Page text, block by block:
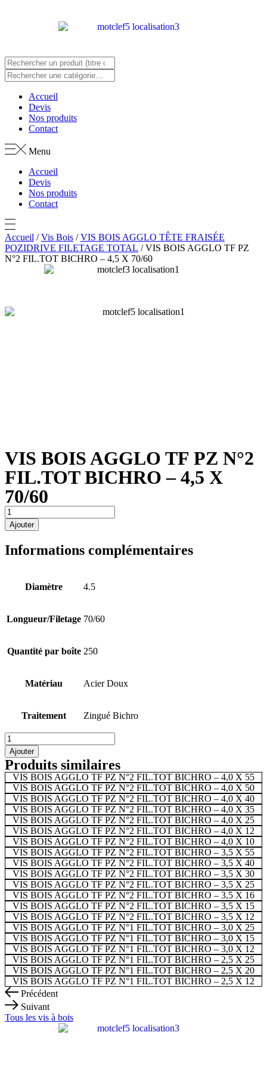
Accueil
Devis
Nos produits
Contact
Menu
Accueil
Devis
Nos produits
Contact
Accueil /Vis Bois /VIS BOIS AGGLO TÊTE FRAISÉE
POZIDRIVE FILETAGE TOTAL / VIS BOIS AGGLO TF PZ
N°2 FIL.TOT BICHRO – 4,5 X 70/60
VIS BOIS AGGLO TF PZ N°2
FIL.TOT BICHRO – 4,5 X
70/60
quantité
de
VIS
BOIS
AGGLO
-
70/60
Ajouter
Informations complémentaires
Diamètre 4.5
Longueur/Filetage 70/60
Quantité par boîte 250
Matériau Acier Doux
Traitement Zingué Bichro
quantité
de
VIS
BOIS
AGGLO
TF
PZ
N°2
FIL.TOT
BICHRO
-
4,5
X
70/60
Ajouter
Produits similaires
VIS BOIS AGGLO TF PZ N°2 FIL.TOT BICHRO – 4,0 X 55
VIS BOIS AGGLO TF PZ N°2 FIL.TOT BICHRO – 4,0 X 50
VIS BOIS AGGLO TF PZ N°2 FIL.TOT BICHRO – 4,0 X 40
VIS BOIS AGGLO TF PZ N°2 FIL.TOT BICHRO – 4,0 X 35
VIS BOIS AGGLO TF PZ N°2 FIL.TOT BICHRO – 4,0 X 25
VIS BOIS AGGLO TF PZ N°2 FIL.TOT BICHRO – 4,0 X 12
VIS BOIS AGGLO TF PZ N°2 FIL.TOT BICHRO – 4,0 X 10
VIS BOIS AGGLO TF PZ N°2 FIL.TOT BICHRO – 3,5 X 55
VIS BOIS AGGLO TF PZ N°2 FIL.TOT BICHRO – 3,5 X 40
VIS BOIS AGGLO TF PZ N°2 FIL.TOT BICHRO – 3,5 X 30
VIS BOIS AGGLO TF PZ N°2 FIL.TOT BICHRO – 3,5 X 25
VIS BOIS AGGLO TF PZ N°2 FIL.TOT BICHRO – 3,5 X 16
VIS BOIS AGGLO TF PZ N°2 FIL.TOT BICHRO – 3,5 X 15
VIS BOIS AGGLO TF PZ N°2 FIL.TOT BICHRO – 3,5 X 12
VIS BOIS AGGLO TF PZ N°1 FIL.TOT BICHRO – 3,0 X 25
VIS BOIS AGGLO TF PZ N°1 FIL.TOT BICHRO – 3,0 X 15
VIS BOIS AGGLO TF PZ N°1 FIL.TOT BICHRO – 3,0 X 12
VIS BOIS AGGLO TF PZ N°1 FIL.TOT BICHRO – 2,5 X 25
VIS BOIS AGGLO TF PZ N°1 FIL.TOT BICHRO – 2,5 X 20
VIS BOIS AGGLO TF PZ N°1 FIL.TOT BICHRO – 2,5 X 12
Précédent
Suivant
Tous les vis à bois